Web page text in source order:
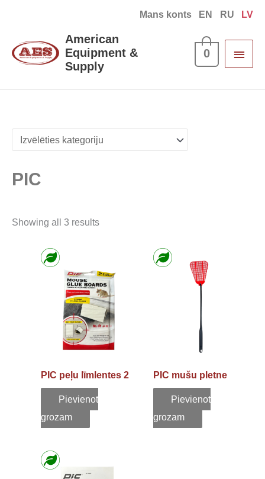
content
Mans konts EN RU LV
American
Equipment &
Supply
0
PIC
Showing all 3 results
Sorted
PIC peļu līmlentes 2
Pievienot
grozam
PIC mušu pletne
Pievienot
grozam